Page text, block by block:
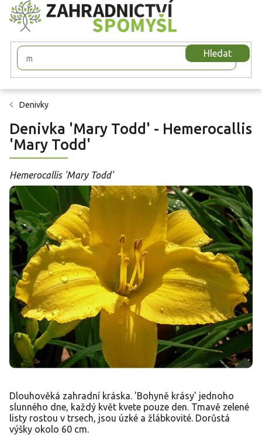
Přejít
na
obsah
Hledat
Denivky
Denivka 'Mary Todd' - Hemerocallis
'Mary Todd'
Hemerocallis 'Mary Todd'
Dlouhověká zahradní kráska. 'Bohyně krásy' jednoho
slunného dne, každý květ kvete pouze den. Tmavě zelené
listy rostou v trsech, jsou úzké a žlábkovité. Dorůstá
výšky okolo 60 cm.